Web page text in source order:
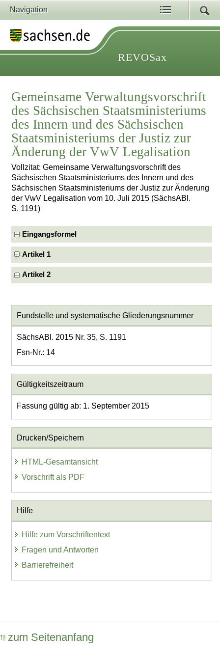
Navigation
REVOSax
Gemeinsame Verwaltungsvorschrift
des Sächsischen Staatsministeriums
des Innern und des Sächsischen
Staatsministeriums der Justiz zur
Änderung der VwV Legalisation
Vollzitat: Gemeinsame Verwaltungsvorschrift des
Sächsischen Staatsministeriums des Innern und des
Sächsischen Staatsministeriums der Justiz zur Änderung
der VwV Legalisation vom 10. Juli 2015 (SächsABl.
S. 1191)
Eingangsformel
Artikel 1
Artikel 2
Fundstelle und systematische Gliederungsnummer
SächsABl. 2015 Nr. 35, S. 1191
Fsn-Nr.: 14
Gültigkeitszeitraum
Fassung gültig ab: 1. September 2015
Drucken/Speichern
HTML-Gesamtansicht
Vorschrift als PDF
Hilfe
Hilfe zum Vorschriftentext
Fragen und Antworten
Barrierefreiheit
zum Seitenanfang